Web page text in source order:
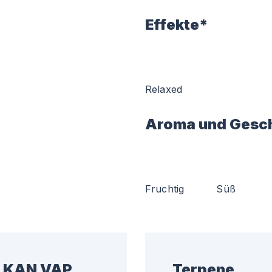
Effekte*
Relaxed
Aroma und
Fruchtig Süß